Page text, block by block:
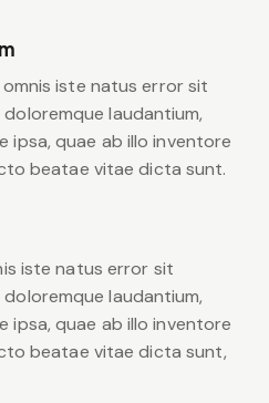
iste natus error sit
laudantium,
ipsa, quae ab illo inventore
beatae vitae dicta sunt.
iste natus error sit
laudantium,
ipsa, quae ab illo inventore
beatae vitae dicta sunt,